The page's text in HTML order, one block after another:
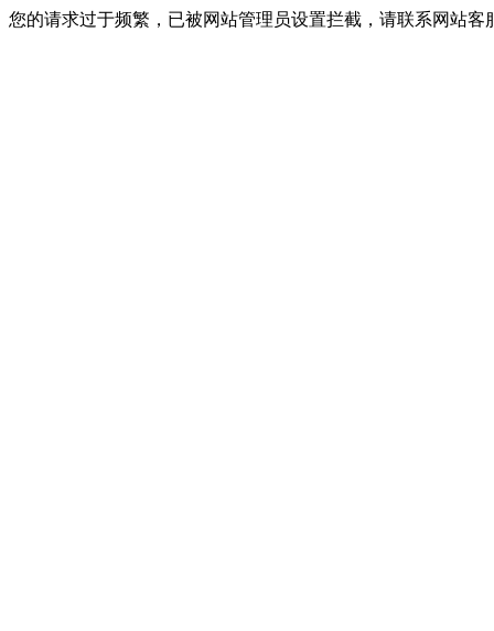
您的请求过于频繁，已被网站管理员设置拦截，请联系网站客